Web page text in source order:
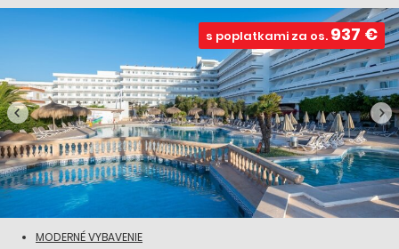
s poplatkami za os. 937 €
MODERNÉ VYBAVENIE